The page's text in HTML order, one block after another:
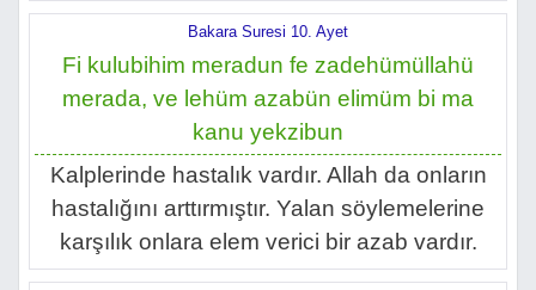
Bakara Suresi 10. Ayet
Fi kulubihim meradun fe zadehümüllahü
merada, ve lehüm azabün elimüm bi ma
kanu yekzibun
Kalplerinde hastalık vardır. Allah da onların
hastalığını arttırmıştır. Yalan söylemelerine
karşılık onlara elem verici bir azab vardır.